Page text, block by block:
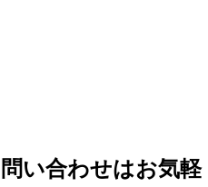
い合わせはお気軽